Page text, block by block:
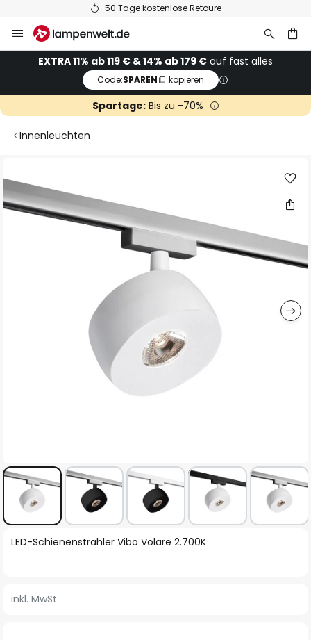
50 Tage kostenlose Retoure
Inhalt
springenEXTRA 11% ab 119 € & 14% ab 179 € auf fast alles
Code:SPAREN kopieren
Spartage:Bis zu -70%
Innenleuchten
Ende
der
Bildgalerie
Zum
springen
LED-Schienenstrahler Vibo Volare 2.700K
inkl. MwSt.